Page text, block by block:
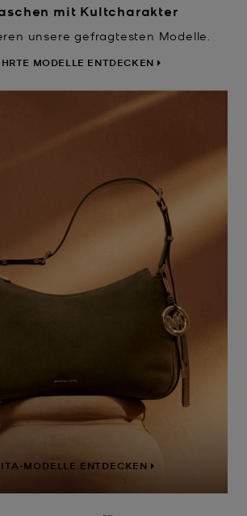
mit Kultcharakter
unsere gefragtesten Modelle.
MODELLE ENTDECKEN
MODELLE ENTDECKEN